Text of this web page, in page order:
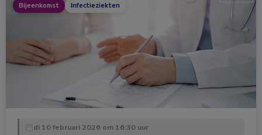
Bijeenkomst Infectieziekten
di 10 februari 2026 om 16:30 uur